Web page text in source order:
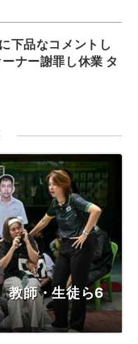
下品なコメントし
ナー謝罪し休業 タ
教師・生徒ら6